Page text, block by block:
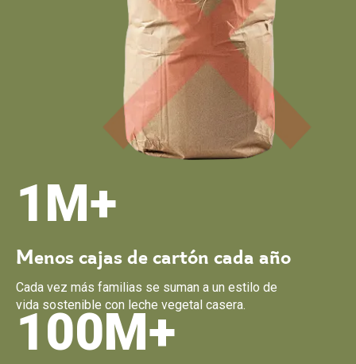
1M+
Menos cajas de cartón cada año
Cada vez más familias se suman a un estilo de
vida sostenible con leche vegetal casera.
100M+